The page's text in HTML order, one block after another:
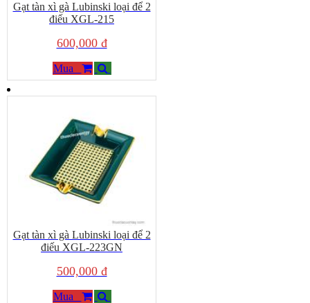
Gạt tàn xì gà Lubinski loại để 2
điếu XGL-215
600,000 đ
Mua
Gạt tàn xì gà Lubinski loại để 2
điếu XGL-223GN
500,000 đ
Mua